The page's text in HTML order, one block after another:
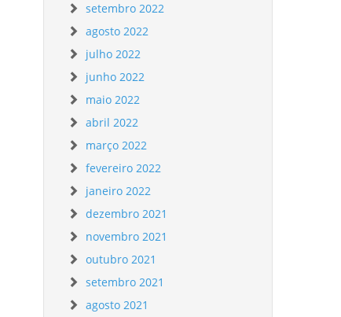
setembro 2022
agosto 2022
julho 2022
junho 2022
maio 2022
abril 2022
março 2022
fevereiro 2022
janeiro 2022
dezembro 2021
novembro 2021
outubro 2021
setembro 2021
agosto 2021